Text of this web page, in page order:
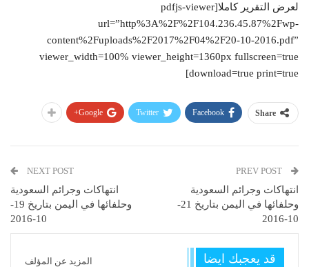
لعرض التقرير كاملا[pdfjs-viewer
url=”http%3A%2F%2F104.236.45.87%2Fwp-
content%2Fuploads%2F2017%2F04%2F20-10-2016.pdf”
viewer_width=100% viewer_height=1360px fullscreen=true
download=true print=true]
Share
Facebook
Twitter
Google+
انتهاكات وجرائم السعودية
وحلفائها في اليمن بتاريخ 21-
10-2016
NEXT POST
انتهاكات وجرائم السعودية
وحلفائها في اليمن بتاريخ 19-
10-2016
قد يعجبك ايضا المزيد عن المؤلف